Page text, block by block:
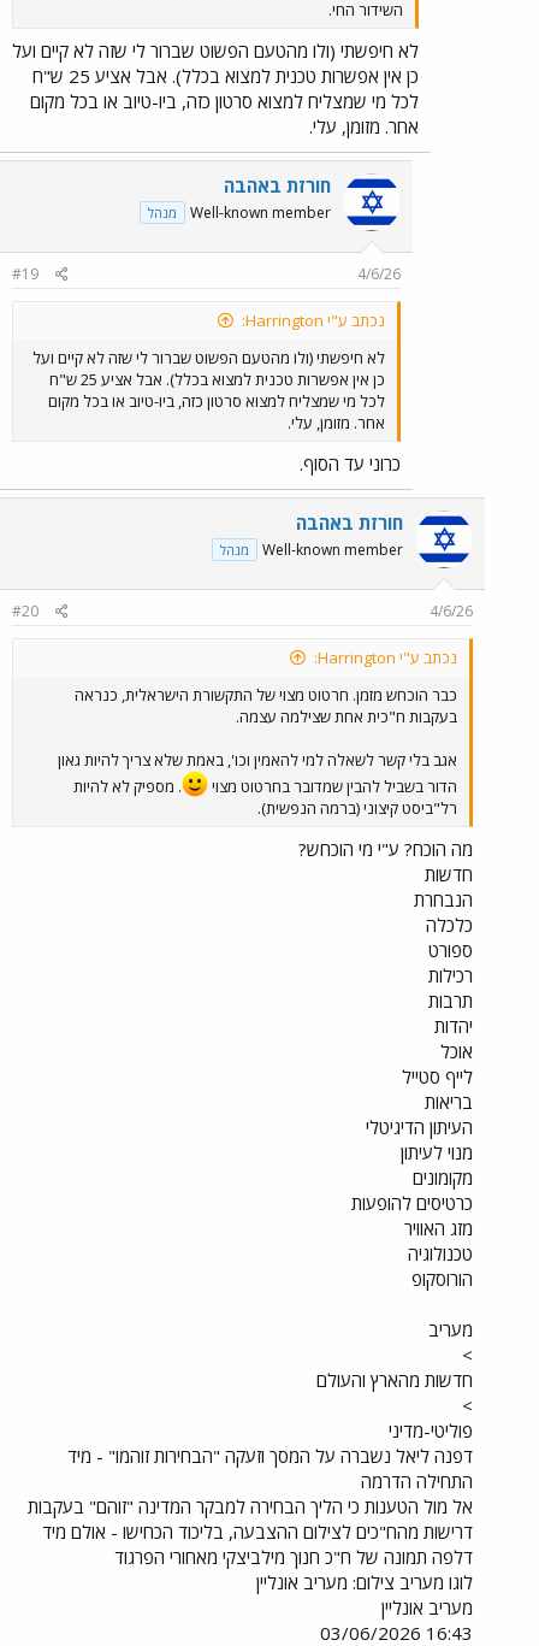
השידור החי.
לא חיפשתי (ולו מהטעם הפשוט שברור לי שזה לא קיים ועל
כן אין אפשרות טכנית למצוא בכלל). אבל אציע 25 ש"ח
לכל מי שמצליח למצוא סרטון כזה, ביו-טיוב או בכל מקום
אחר. מזומן, עלי.
חורזת באהבה
Well-known member מנהל
4/6/26
#19
נכתב ע"י Harrington:
לא חיפשתי (ולו מהטעם הפשוט שברור לי שזה לא קיים ועל
כן אין אפשרות טכנית למצוא בכלל). אבל אציע 25 ש"ח
לכל מי שמצליח למצוא סרטון כזה, ביו-טיוב או בכל מקום
אחר. מזומן, עלי.
כרוני עד הסוף.
חורזת באהבה
Well-known member מנהל
4/6/26
#20
נכתב ע"י Harrington:
כבר הוכחש מזמן. חרטוט מצוי של התקשורת הישראלית, כנראה
בעקבות ח"כית אחת שצילמה עצמה.
אגב בלי קשר לשאלה למי להאמין וכו', באמת שלא צריך להיות גאון
הדור בשביל להבין שמדובר בחרטוט מצוי
. מספיק לא להיות
רל"ביסט קיצוני (ברמה הנפשית).
מה הוכח? ע"י מי הוכחש?
חדשות
הנבחרת
כלכלה
ספורט
רכילות
תרבות
יהדות
אוכל
לייף סטייל
בריאות
העיתון הדיגיטלי
מנוי לעיתון
מקומונים
כרטיסים להופעות
מזג האוויר
טכנולוגיה
הורוסקופ
מעריב
>
חדשות מהארץ והעולם
>
פוליטי-מדיני
דפנה ליאל נשברה על המסך וזעקה "הבחירות זוהמו" - מיד
התחילה הדרמה
אל מול הטענות כי הליך הבחירה למבקר המדינה "זוהם" בעקבות
דרישות מהח"כים לצילום ההצבעה, בליכוד הכחישו - אולם מיד
דלפה תמונה של ח"כ חנוך מילביצקי מאחורי הפרגוד
לוגו מעריב צילום: מעריב אונליין
מעריב אונליין
16:43 03/06/2026